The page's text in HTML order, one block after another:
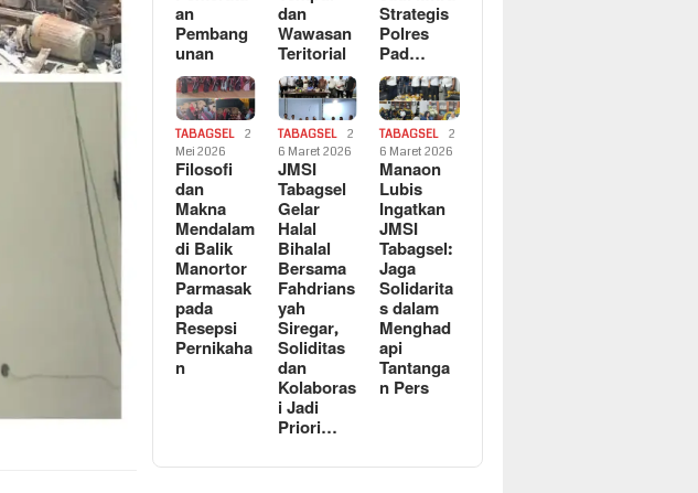
an
Pembang
unan
dan
Wawasan
Teritorial
Strategis
Polres
Pad…
TABAGSEL
2
Mei 2026
Filosofi
dan
Makna
Mendalam
di Balik
Manortor
Parmasak
pada
Resepsi
Pernikaha
n
TABAGSEL
2
6 Maret 2026
JMSI
Tabagsel
Gelar
Halal
Bihalal
Bersama
Fahdrians
yah
Siregar,
Soliditas
dan
Kolaboras
i Jadi
Priori…
TABAGSEL
2
6 Maret 2026
Manaon
Lubis
Ingatkan
JMSI
Tabagsel:
Jaga
Solidarita
s dalam
Menghad
api
Tantanga
n Pers